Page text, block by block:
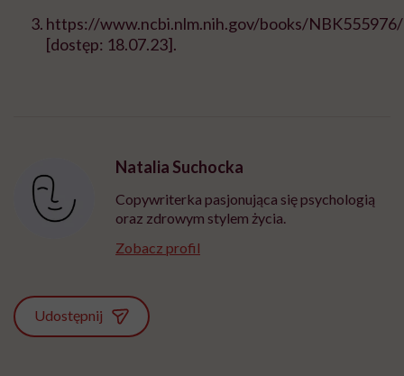
https://www.ncbi.nlm.nih.gov/books/NBK555976/
[dostęp: 18.07.23].
Natalia Suchocka
Copywriterka pasjonująca się psychologią
oraz zdrowym stylem życia.
Zobacz profil
Udostępnij